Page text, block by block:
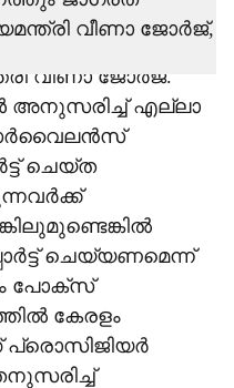
എം പോക്‌സ് പടരുന്ന
ജാഗ്രത
വീണാ ജോര്‍ജ്.
അനുസരിച്ച് എല്ലാ
സര്‍വൈലന്‍സ്
ചെയ്ത
ചെയ്യണമെന്ന്
പോക്‌സ്
കേരളം
പ്രൊസിജിയര്‍